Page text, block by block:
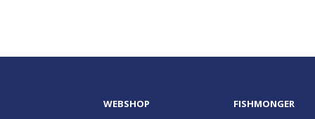
WEBSHOP FISHMONGER